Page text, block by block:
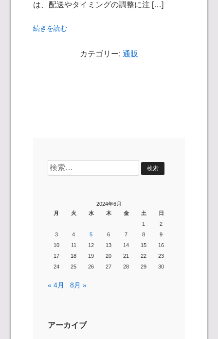
は、配送やタイミングの調整に注 […]
続きを読む
カテゴリー: 通販
検
索:
2024年6月
月
火 水 木 金 土
日
1
2
3
4 5 6 7 8
9
10
11 12 13 14 15
16
17
18 19 20 21 22
23
24
25 26 27 28 29 30
« 4月 8月 »
アーカイブ